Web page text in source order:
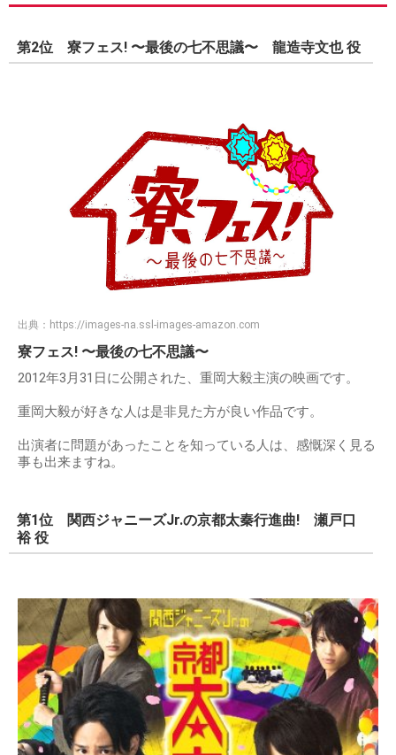
第2位 寮フェス! 〜最後の七不思議〜 龍造寺文也 役
出典： https://images-na.ssl-images-amazon.com
寮フェス! 〜最後の七不思議〜
2012年3月31日に公開された、重岡大毅主演の映画です。
重岡大毅が好きな人は是非見た方が良い作品です。
出演者に問題があったことを知っている人は、感慨深く見る
事も出来ますね。
第1位 関西ジャニーズJr.の京都太秦行進曲! 瀬戸口
裕 役